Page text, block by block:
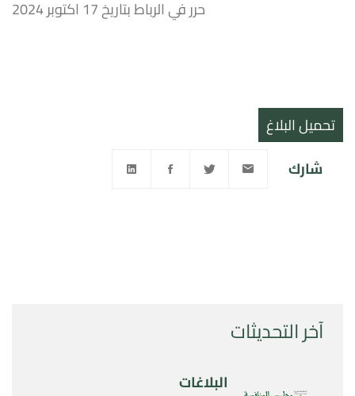
آخر التحديثات
البلاغات
حرر في الرباط بتاريخ 17 اكتوبر 2024
تحميل البلاغ
شارك